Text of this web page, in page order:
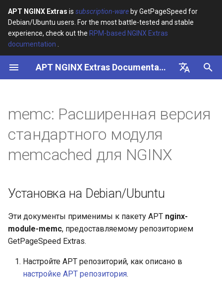
APT NGINX Extras is subscription-ware by GetPageSpeed for
Debian/Ubuntu users. For the most battle-tested and stable
experience, check out the RPM-based NGINX Extras
documentation
APT NGINX Extras Documentation
Русский
И
и
а
л
а
и
Установка на Debian/Ubuntu
Описание
Соединения keep-alive с
серверами memcached
Поддерживаемые
команды Memcached
get $memc_key
set $memc_key
$memc_flags
memc: Расширенная версия
стандартного модуля
memcached для NGINX
Установка на Debian/Ubuntu
Эти документы применимы к пакету APT nginx-
module-memc, предоставляемому репозиторием
GetPageSpeed Extras.
Настройте APT репозиторий, как описано в
настройке APT репозитория.